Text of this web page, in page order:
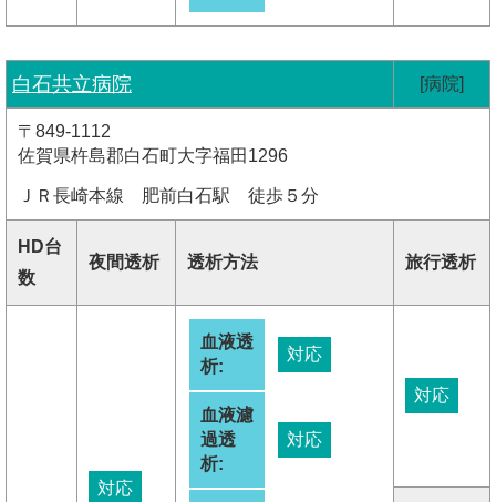
白石共立病院 [病院]
〒849-1112
佐賀県杵島郡白石町大字福田1296
ＪＲ長崎本線 肥前白石駅 徒歩５分
HD台
数
夜間透析 透析方法 旅行透析
対応
血液透
析:
対応
血液濾
過透
析:
対応
対応